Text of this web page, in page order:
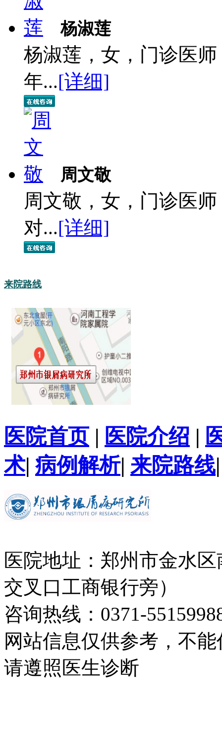
杨淑莲
杨淑莲，女，门诊医
年...[详细]
周文敬
周文敬，女，门诊医
对...[详细]
来院路线
医院首页| 医院介绍 |
术| 病例解析| 来院路线
医院地址：郑州市金水
交叉口工商银行旁）
咨询热线：0371-
网站信息仅供参考，不
请遵照医生诊断